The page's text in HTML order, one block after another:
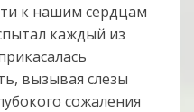
к нашим сердцам
каждый из
вызывая слезы
сожаления